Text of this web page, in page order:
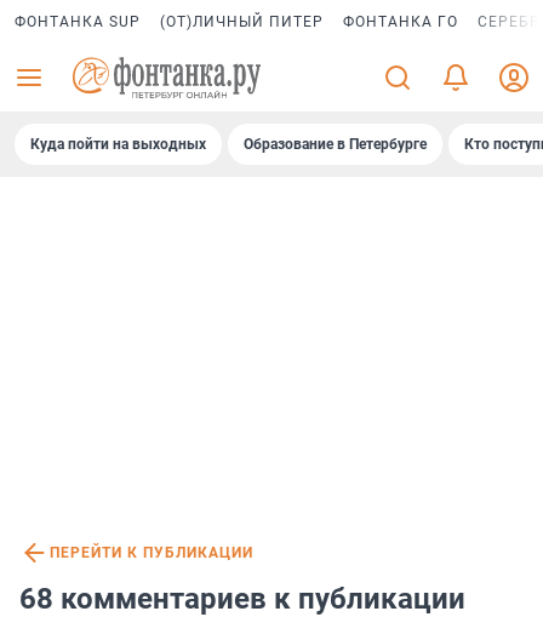
ФОНТАНКА SUP (ОТ)ЛИЧНЫЙ ПИТЕР ФОНТАНКА ГО
Куда пойти на выходных Образование в Петербурге Кто
ПЕРЕЙТИ К ПУБЛИКАЦИИ
68 комментариев к публикации